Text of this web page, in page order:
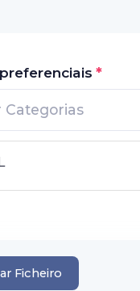
Ficheiro